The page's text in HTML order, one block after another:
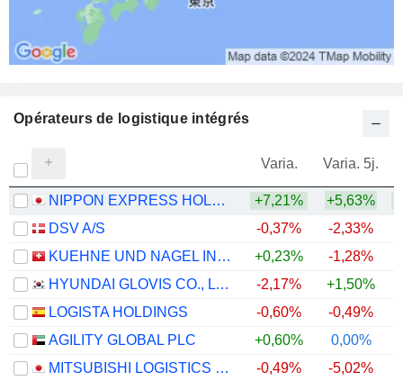
ADEKA CORPORATION
499 600
320 288
2,56%
OLYMPUS CORPORATION
0,07%
800 000
0,07%
9 M $
NISSHIN SEIFUN GROUP INC.
0,22%
Opérateurs de logistique intégrés
Varia. Varia. 5j.
NIPPON EXPRESS HOLDINGS, INC. +7,21% +5,63%
DSV A/S
-0,37% -2,33%
KUEHNE UND NAGEL INTERNATIONAL AG
+0,23% -1,28%
HYUNDAI GLOVIS CO., LTD.
-2,17% +1,50%
LOGISTA HOLDINGS
-0,60% -0,49%
AGILITY GLOBAL PLC
+0,60% 0,00%
MITSUBISHI LOGISTICS CORPORATION
-0,49% -5,02%